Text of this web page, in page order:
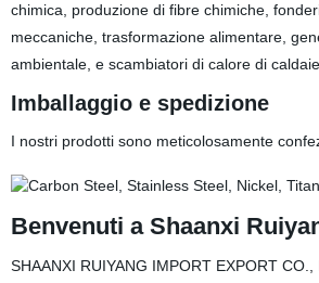
chimica, produzione di fibre chimiche,
meccaniche, trasformazione alimentare,
ambientale, e scambiatori di calore di caldaie.
Imballaggio e spedizione
I nostri prodotti sono meticolosamente
Benvenuti a Shaanxi
SHAANXI RUIYANG IMPORT EXPORT